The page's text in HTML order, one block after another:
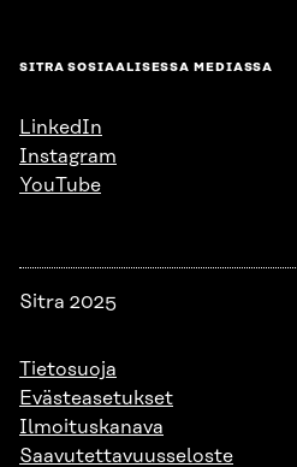
SITRA SOSIAALISESSA MEDIASSA
LinkedIn
Instagram
YouTube
Sitra 2025
Tietosuoja
Evästeasetukset
Ilmoituskanava
Saavutettavuusseloste